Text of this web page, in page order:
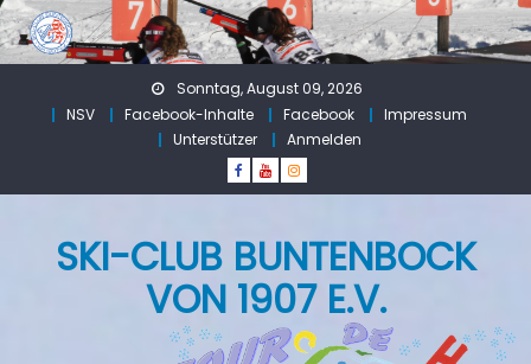
Skip
to
Sonntag, August 09, 2026
NSV
Facebook-Inhalte Facebook
Impressum
Unterstützer
Anmelden
SKI-CLUB BUNTENBOCK
VON 1907 E.V.